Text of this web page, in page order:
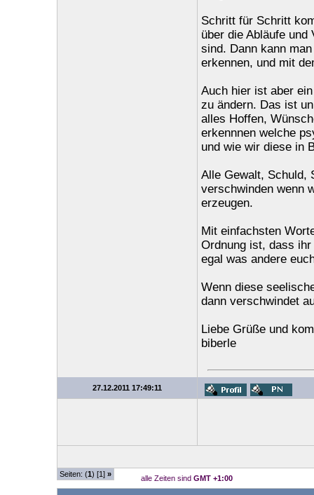
Schritt für Schritt
über die Abläufe
sind. Dann kann
erkennen, und mit
Auch hier ist aber
zu ändern. Das ist
alles Hoffen,
erkennnen welche
und wie wir diese in
Alle Gewalt, Schuld,
verschwinden wenn
erzeugen.
Mit einfachsten
Ordnung ist, dass
egal was andere
Wenn diese
dann verschwindet
Liebe Grüße und
biberle
27.12.2011 17:49:11
Seiten: (1) [1] » alle Zeiten sind GMT +1:00